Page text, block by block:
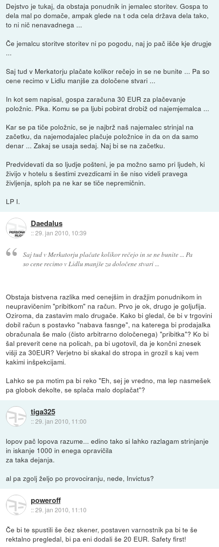
Dejstvo je tukaj, da obstaja ponudnik in jemalec storitev. Gospa to
dela mal po domače, ampak glede na t oda cela država dela tako,
to ni nič nenavadnega ...
Če jemalcu storitve storitev ni po pogodu, naj jo pač išče kje drugje
...
Saj tud v Merkatorju plačate kolikor rečejo in se ne bunite ... Pa so
cene recimo v Lidlu manjše za določene stvari ...
In kot sem napisal, gospa zaračuna 30 EUR za plačevanje
položnic. Pika. Komu se pa ljubi pobirat drobiž od najemjemalca ...
Kar se pa tiče položnic, se je najbrž naš najemalec strinjal na
začetku, da najemodajalec plačuje položnice in da on da samo
denar ... Zakaj se usaja sedaj. Naj bi se na začetku.
Predvidevati da so ljudje pošteni, je pa možno samo pri ljudeh, ki
živijo v hotelu s šestimi zvezdicami in še niso videli pravega
življenja, sploh pa ne kar se tiče nepremičnin.
LP I.
Daedalus
::29. jan 2010, 10:39
Saj tud v Merkatorju plačate kolikor rečejo in se ne bunite ... Pa
so cene recimo v Lidlu manjše za določene stvari ...
Obstaja bistvena razlika med cenejšim in dražjim ponudnikom in
neupravičenim "pribitkom" na račun. Prvo je ok, drugo je goljufija.
Oziroma, da zastavim malo drugače. Kako bi gledal, če bi v trgovini
dobil račun s postavko "nabava fasnge", na katerega bi prodajalka
obračunala še malo (čisto arbitrarno določenega) "pribitka"? Ko bi
šal preverit cene na policah, pa bi ugotovil, da je končni znesek
višji za 30EUR? Verjetno bi skakal do stropa in grozil s kaj vem
kakimi inšpekcijami.
Lahko se pa motim pa bi reko "Eh, sej je vredno, ma lep nasmešek
pa globok dekolte, se splača malo doplačat"?
tiga325
::29. jan 2010, 11:00
lopov pač lopova razume... edino tako si lahko razlagam strinjanje
in iskanje 1000 in enega opravičila
za taka dejanja.
al pa zgolj željo po provociranju, nede, Invictus?
poweroff
::29. jan 2010, 11:10
Če bi te spustili še čez skener, postaven varnostnik pa bi te še
rektalno pregledal, bi pa eni dodali še 20 EUR. Safety first!